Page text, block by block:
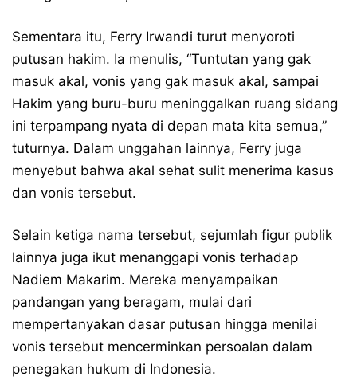
Sementara itu, Ferry Irwandi turut menyoroti
putusan hakim. Ia menulis, “Tuntutan yang gak
masuk akal, vonis yang gak masuk akal, sampai
Hakim yang buru-buru meninggalkan ruang sidang
ini terpampang nyata di depan mata kita semua,”
tuturnya. Dalam unggahan lainnya, Ferry juga
menyebut bahwa akal sehat sulit menerima kasus
dan vonis tersebut.
Selain ketiga nama tersebut, sejumlah figur publik
lainnya juga ikut menanggapi vonis terhadap
Nadiem Makarim. Mereka menyampaikan
pandangan yang beragam, mulai dari
mempertanyakan dasar putusan hingga menilai
vonis tersebut mencerminkan persoalan dalam
penegakan hukum di Indonesia.